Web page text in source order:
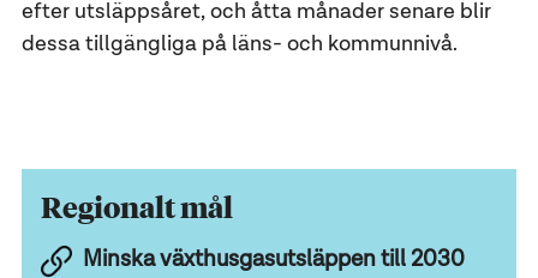
efter utsläppsåret, och åtta månader senare blir
dessa tillgängliga på läns- och kommunnivå.
Regionalt mål
Minska växthusgasutsläppen till 2030